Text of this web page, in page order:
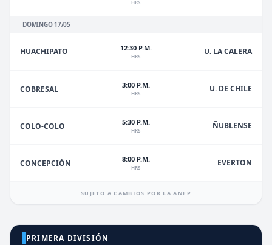
HRS
DOMINGO 17/05
HUACHIPATO 12:30 P.M.
HRS U. LA CALERA
COBRESAL 3:00 P.M.
HRS U. DE CHILE
COLO-COLO 5:30 P.M.
HRS ÑUBLENSE
CONCEPCIÓN 8:00 P.M.
HRS EVERTON
SUJETO A CAMBIOS POR LA ANFP
PRIMERA DIVISIÓN